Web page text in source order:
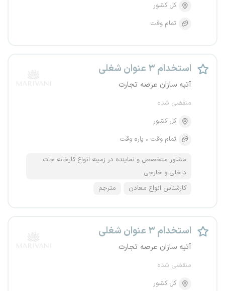
کل کشور
تمام وقت
استخدام ۳ عنوان شغلی
آتیه سازان عرصه تجارت
منقضی شده
کل کشور
تمام وقت
پاره وقت
مشاور متخصص و نماینده در زمینه انواع کارخانه جات
داخلی و خارجی
کارشناس انواع معادن
مترجم
استخدام ۳ عنوان شغلی
آتیه سازان عرصه تجارت
منقضی شده
کل کشور